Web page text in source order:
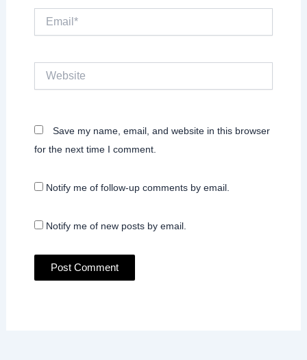
Save my name, email, and website in this browser
for the next time I comment.
Notify me of follow-up comments by email.
Notify me of new posts by email.